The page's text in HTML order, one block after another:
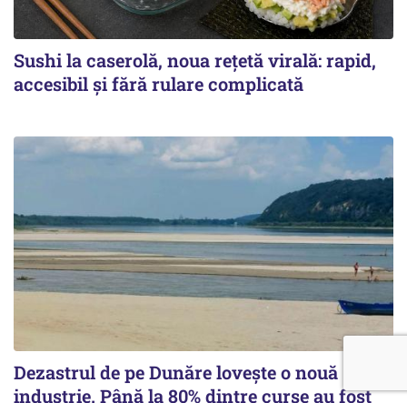
Sushi la caserolă, noua rețetă virală: rapid,
accesibil și fără rulare complicată
Dezastrul de pe Dunăre lovește o nouă
industrie. Până la 80% dintre curse au fost